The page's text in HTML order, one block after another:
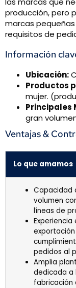
producción, pero
marcas
requisitos de
Información
Ubicación:
Productos
mujer.
Principales
gran
Ventajas &
Lo que amamos
Capacidad
volumen
líneas de
Experiencia
pedidos al
Amplia
dedicada a
fabricación